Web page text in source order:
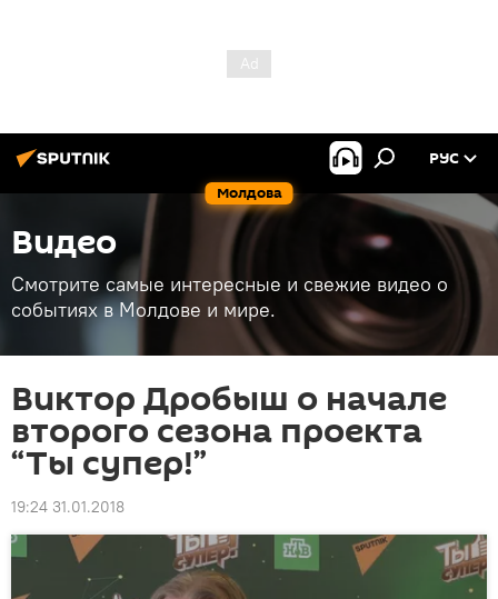
Молдова
РУС
Видео
Смотрите самые интересные и свежие видео о
событиях в Молдове и мире.
Виктор Дробыш o начале
второго сезона проекта
“Ты супер!”
19:24 31.01.2018